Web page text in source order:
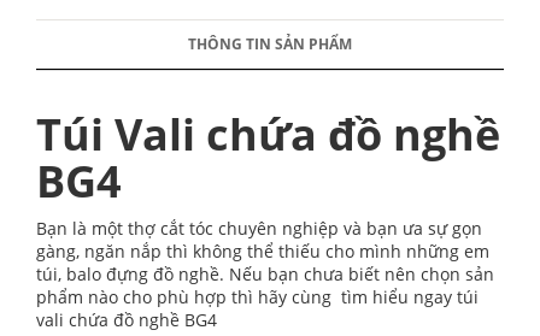
THÔNG TIN SẢN PHẨM
Túi Vali chứa đồ nghề
BG4
Bạn là một thợ cắt tóc chuyên nghiệp và bạn ưa sự gọn
gàng, ngăn nắp thì không thể thiếu cho mình những em
túi, balo đựng đồ nghề. Nếu bạn chưa biết nên chọn sản
phẩm nào cho phù hợp thì hãy cùng tìm hiểu ngay túi
vali chứa đồ nghề BG4